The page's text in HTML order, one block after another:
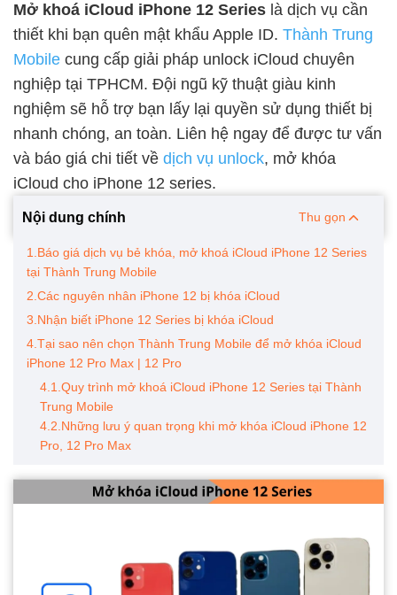
Mở khoá iCloud iPhone 12 Series là dịch vụ cần
thiết khi bạn quên mật khẩu Apple ID. Thành Trung
Mobile cung cấp giải pháp unlock iCloud chuyên
nghiệp tại TPHCM. Đội ngũ kỹ thuật giàu kinh
nghiệm sẽ hỗ trợ bạn lấy lại quyền sử dụng thiết bị
nhanh chóng, an toàn. Liên hệ ngay để được tư vấn
và báo giá chi tiết về dịch vụ unlock, mở khóa
iCloud cho iPhone 12 series.
Nội dung chính Thu gọn
1.Báo giá dịch vụ bẻ khóa, mở khoá iCloud iPhone 12 Series
tại Thành Trung Mobile
2.Các nguyên nhân iPhone 12 bị khóa iCloud
3.Nhận biết iPhone 12 Series bị khóa iCloud
4.Tại sao nên chọn Thành Trung Mobile để mở khóa iCloud
iPhone 12 Pro Max | 12 Pro
4.1.Quy trình mở khoá iCloud iPhone 12 Series tại Thành
Trung Mobile
4.2.Những lưu ý quan trọng khi mở khóa iCloud iPhone 12
Pro, 12 Pro Max